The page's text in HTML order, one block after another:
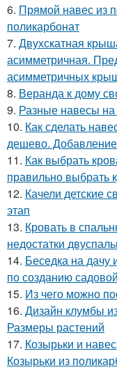
6. Прямой навес из
поликарбонат
7. Двухскатная
асимметричная.
асимметричных
8. Веранда к дому
9. Разные навесы
10. Как сделать
дешево.
11. Как выбрать
правильно выбрать
12. Качели детские
этап
13. Кровать в
недостатки
14. Беседка на дачу
по созданию
15. Из чего можно
16. Дизайн клумбы
Размеры растений
17. Козырьки и
Козырьки из